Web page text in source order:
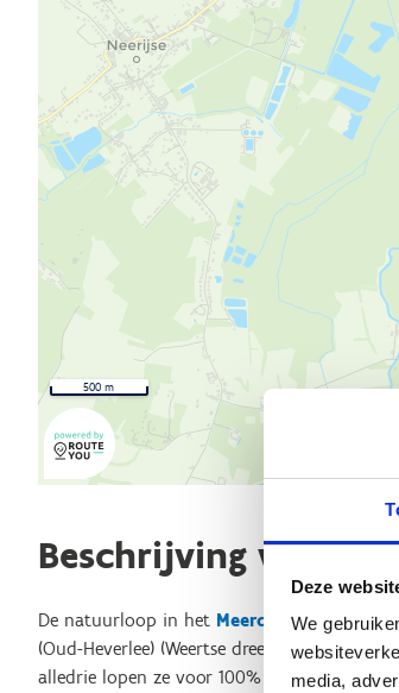
Deze
We
media,
500 m
Beschrijving van de
De natuurloop in het Meerdaalwoudstart
(Oud-Heverlee) (Weertse dreef nr. 25). Er
alledrie lopen ze voor 100% door een van